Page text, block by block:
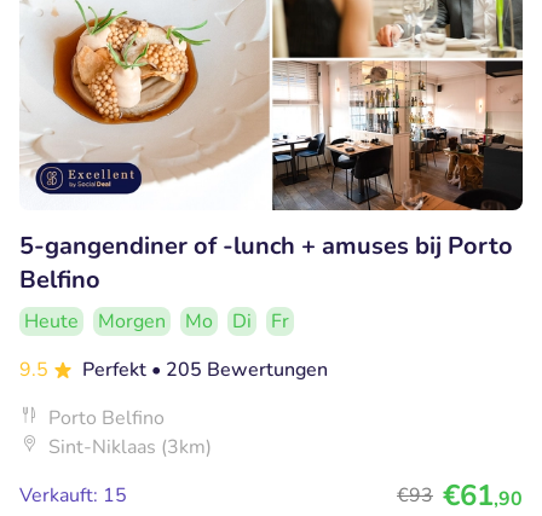
5-gangendiner of -lunch + amuses bij Porto
Belfino
Heute Morgen Mo Di
Fr
9.5
Perfekt • 205 Bewertungen
Porto Belfino
Sint-Niklaas (3km)
Verkauft: 15
€93 €61,90